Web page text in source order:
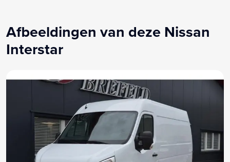
Navigatiesysteem
Achteruit rij camera
Afbeeldingen van deze Nissan
Interstar